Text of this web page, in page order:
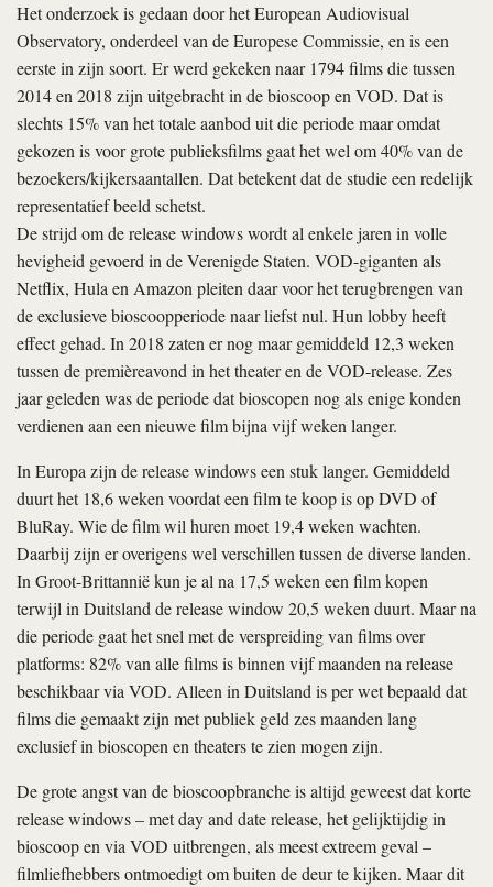
Het onderzoek is gedaan door het European Audiovisual
Observatory, onderdeel van de Europese Commissie, en is een
eerste in zijn soort. Er werd gekeken naar 1794 films die tussen
2014 en 2018 zijn uitgebracht in de bioscoop en VOD. Dat is
slechts 15% van het totale aanbod uit die periode maar omdat
gekozen is voor grote publieksfilms gaat het wel om 40% van de
bezoekers/kijkersaantallen. Dat betekent dat de studie een redelijk
representatief beeld schetst.
De strijd om de release windows wordt al enkele jaren in volle
hevigheid gevoerd in de Verenigde Staten. VOD-giganten als
Netflix, Hula en Amazon pleiten daar voor het terugbrengen van
de exclusieve bioscoopperiode naar liefst nul. Hun lobby heeft
effect gehad. In 2018 zaten er nog maar gemiddeld 12,3 weken
tussen de premièreavond in het theater en de VOD-release. Zes
jaar geleden was de periode dat bioscopen nog als enige konden
verdienen aan een nieuwe film bijna vijf weken langer.
In Europa zijn de release windows een stuk langer. Gemiddeld
duurt het 18,6 weken voordat een film te koop is op DVD of
BluRay. Wie de film wil huren moet 19,4 weken wachten.
Daarbij zijn er overigens wel verschillen tussen de diverse landen.
In Groot-Brittannië kun je al na 17,5 weken een film kopen
terwijl in Duitsland de release window 20,5 weken duurt. Maar na
die periode gaat het snel met de verspreiding van films over
platforms: 82% van alle films is binnen vijf maanden na release
beschikbaar via VOD. Alleen in Duitsland is per wet bepaald dat
films die gemaakt zijn met publiek geld zes maanden lang
exclusief in bioscopen en theaters te zien mogen zijn.
De grote angst van de bioscoopbranche is altijd geweest dat korte
release windows – met day and date release, het gelijktijdig in
bioscoop en via VOD uitbrengen, als meest extreem geval –
filmliefhebbers ontmoedigt om buiten de deur te kijken. Maar dit